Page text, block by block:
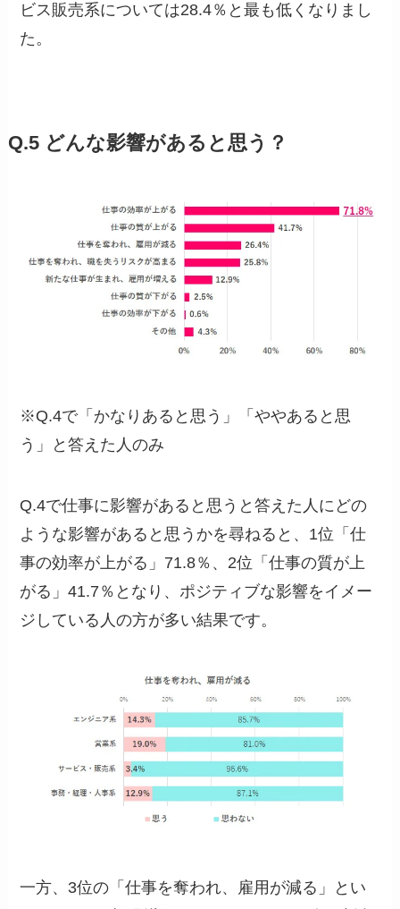
ビス販売系については28.4％と最も低くなりまし
た。
Q.5 どんな影響があると思う？
※Q.4で「かなりあると思う」「ややあると思
う」と答えた人のみ
Q.4で仕事に影響があると思うと答えた人にどの
ような影響があると思うかを尋ねると、1位「仕
事の効率が上がる」71.8％、2位「仕事の質が上
がる」41.7％となり、ポジティブな影響をイメー
ジしている人の方が多い結果です。
一方、3位の「仕事を奪われ、雇用が減る」とい